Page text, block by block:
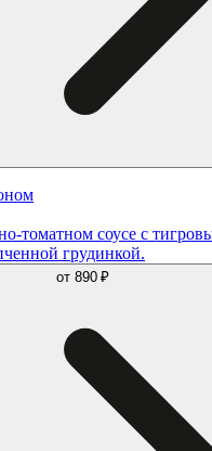
томатном соусе с
грудинкой.
от 890 ₽